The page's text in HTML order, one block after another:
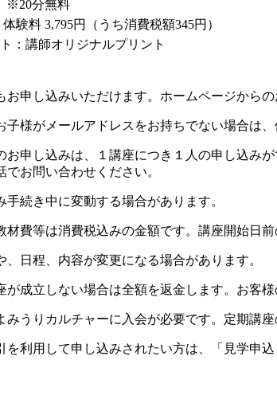
※20分無料
体験料 3,795円（うち消費税額345円）
：講師オリジナルプリント
申し込みいただけます。ホームページから
様がメールアドレスをお持ちでない場合は
申し込みは、１講座につき１人の申し込み
お問い合わせください。
続き中に変動する場合があります。
費等は消費税込みの金額です。講座開始日前
日程、内容が変更になる場合があります。
成立しない場合は全額を返金します。お客
うりカルチャーに入会が必要です。定期講
利用して申し込みされたい方は、「見学申